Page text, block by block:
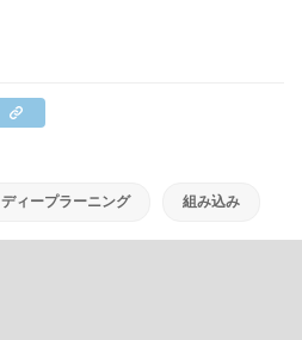
ディープラーニング 組み込み